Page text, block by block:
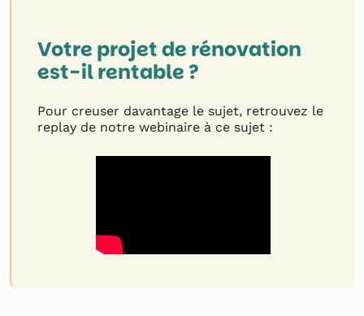
Votre projet de rénovation
est-il rentable ?
Pour creuser davantage le sujet, retrouvez le
replay de notre webinaire à ce sujet :